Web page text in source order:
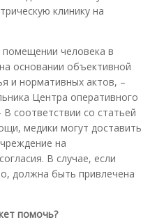
клинику на
человека в
основании объективной
и нормативных актов, –
Центра оперативного
соответствии со статьей
медики могут доставить
на
В случае, если
должна быть привлечена
помочь?